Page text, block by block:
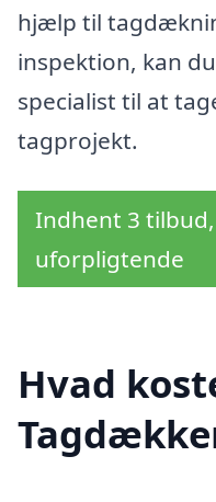
hjælp til
inspektion, kan
specialist til at
tagprojekt.
Indhent 3
uforpligtende
Hvad